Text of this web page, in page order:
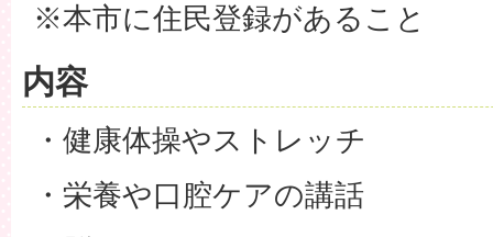
※本市に住民登録があること
内容
・健康体操やストレッチ
・栄養や口腔ケアの講話